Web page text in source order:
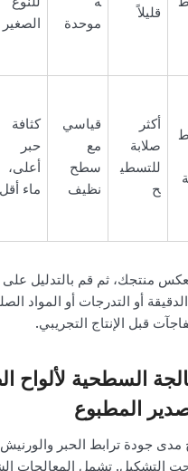
قليلاً
موحدة
الصغير
أكثر
صلابة
للتسطي
ح
قياسي
مع
سطح
نظيف
كثافة
حبر
أعلى،
ماء أقل
منتجك، ثم قم بالتدليل على
أو التدرجات أو المواد
قبل الإنتاج التجريبي.
السطحية لألواح
المطبوع
جودة ترابط الحبر والورنيش
التشكيل. تشمل المعالجات